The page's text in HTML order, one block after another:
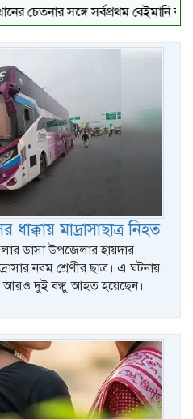
সঙ্গে সর্বপ্রথম বেইমানি করেছেন
মাদ্রাসাছাত্র নিহত
ডাসা উপজেলার হায়দার
নবম শ্রেণীর ছাত্র। এ ঘটনায়
আরও দুই বন্ধু আহত হয়েছেন।